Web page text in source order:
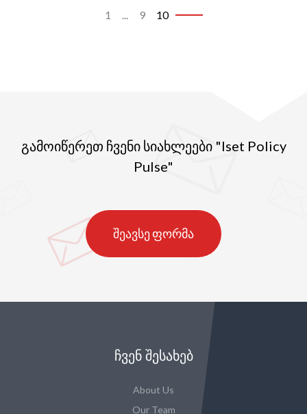
1 ... 9 10
გამოიწერეთ ჩვენი სიახლეები "Iset Policy
Pulse"
შეავსე ფორმა
ᲩᲕᲔᲜ ᲨᲔᲡᲐᲮᲔᲑ
About Us
Our Team